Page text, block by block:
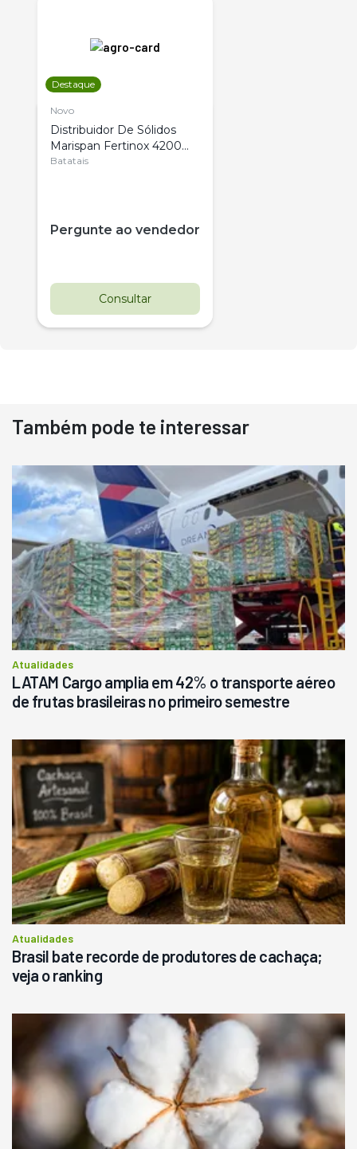
Destaque
Novo
Distribuidor De Sólidos
Marispan Fertinox 4200
Citrus
Batatais
Pergunte ao vendedor
Consultar
Destaque
Usado
Pá Carregadeira Cat 966
Ano 1987
Londrina
R$ 145.000
Consultar
Também pode te interessar
Atualidades
LATAM Cargo amplia em 42% o transporte aéreo
de frutas brasileiras no primeiro semestre
Atualidades
Brasil bate recorde de produtores de cachaça;
veja o ranking